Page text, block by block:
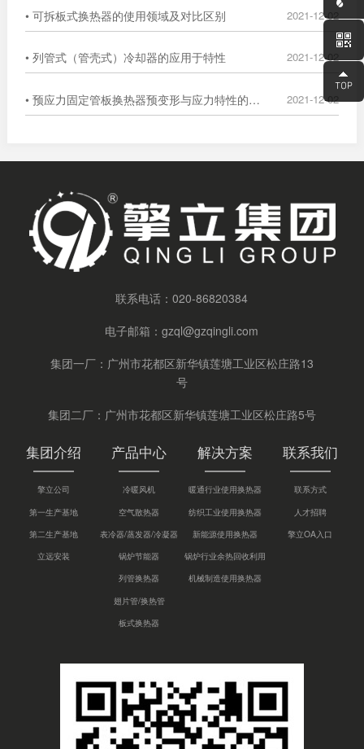
• 可拆板式换热器的使用领域及对比区别 2021-12-02
• 列管式（管壳式）冷却器的应用于特性 2021-12-02
• 预应力固定管板换热器预变形与应力特性的数值分析 2021-12-02
联系电话：020-86820384
电子邮箱：gzql@gzqingli.com
集团一厂：广州市花都区新华镇莲塘工业区松庄路13
号
集团二厂：广州市花都区新华镇莲塘工业区松庄路5号
集团介绍
擎立公司
第一生产基地
第二生产基地
立远安装
产品中心
冷暖风机
空气散热器
表冷器/蒸发器/冷凝器
锅炉节能器
列管换热器
翅片管/换热管
板式换热器
解决方案
暖通行业使用换热器
纺织工业使用换热器
新能源使用换热器
锅炉行业余热回收利用
机械制造使用换热器
联系我们
联系方式
人才招聘
擎立OA入口